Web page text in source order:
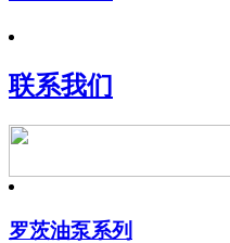
联系我们
罗茨油泵系列